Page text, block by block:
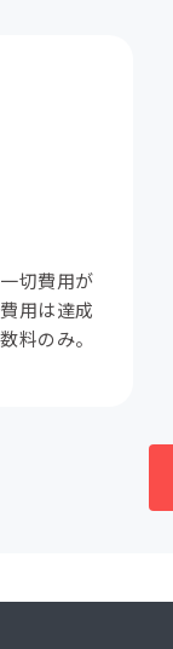
切費用が
用は達成
料のみ。